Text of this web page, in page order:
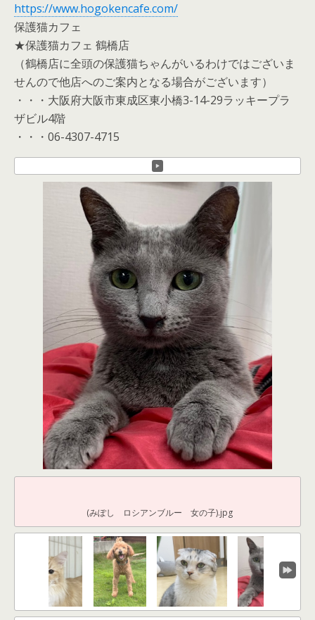
https://www.hogokencafe.com/
保護猫カフェ
★保護猫カフェ 鶴橋店
（鶴橋店に全頭の保護猫ちゃんがいるわけではございま
せんので他店へのご案内となる場合がございます）
・・・大阪府大阪市東成区東小橋3-14-29ラッキープラ
ザビル4階
・・・06-4307-4715
(みぽし ロシアンブルー 女の子).jpg